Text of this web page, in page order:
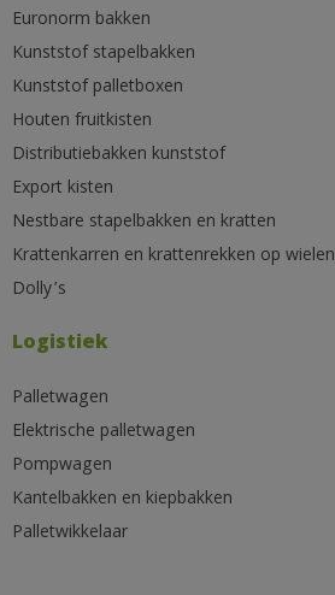
Euronorm bakken
Kunststof stapelbakken
Kunststof palletboxen
Houten fruitkisten
Distributiebakken kunststof
Export kisten
Nestbare stapelbakken en kratten
Krattenkarren en krattenrekken op wielen
Dolly’s
Logistiek
Palletwagen
Elektrische palletwagen
Pompwagen
Kantelbakken en kiepbakken
Palletwikkelaar